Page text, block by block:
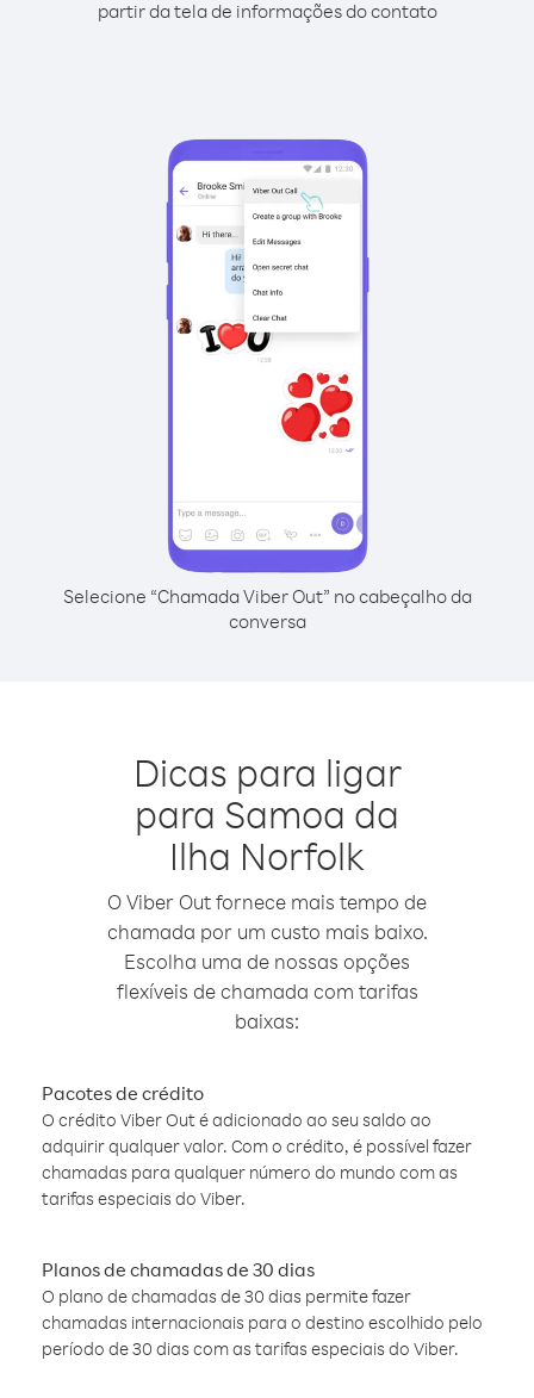
partir da tela de informações do contato
Selecione “Chamada Viber Out” no cabeçalho da
conversa
Dicas para ligar
para Samoa da
Ilha Norfolk
O Viber Out fornece mais tempo de
chamada por um custo mais baixo.
Escolha uma de nossas opções
flexíveis de chamada com tarifas
baixas:
Pacotes de crédito
O crédito Viber Out é adicionado ao seu saldo ao
adquirir qualquer valor. Com o crédito, é possível fazer
chamadas para qualquer número do mundo com as
tarifas especiais do Viber.
Planos de chamadas de 30 dias
O plano de chamadas de 30 dias permite fazer
chamadas internacionais para o destino escolhido pelo
período de 30 dias com as tarifas especiais do Viber.